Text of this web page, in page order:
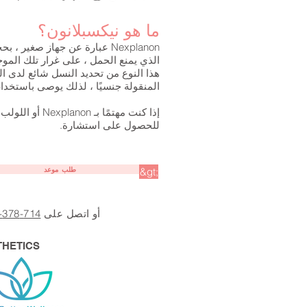
ما هو نيكسبلانون؟
المنقولة جنسيًا ، لذلك يوصى
إذا كنت مهتمًا بـ Nexplanon أو اللولب أو أي شكل آخر من وسائل تحديد النسل ، فحدد
للحصول على استشارة.
طلب موعد &gt;
أو اتصل على 714-378-5606